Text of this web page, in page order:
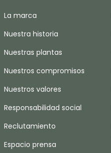
La marca
Nuestra historia
Nuestras plantas
Nuestros compromisos
Nuestros valores
Responsabilidad social
Reclutamiento
Espacio prensa